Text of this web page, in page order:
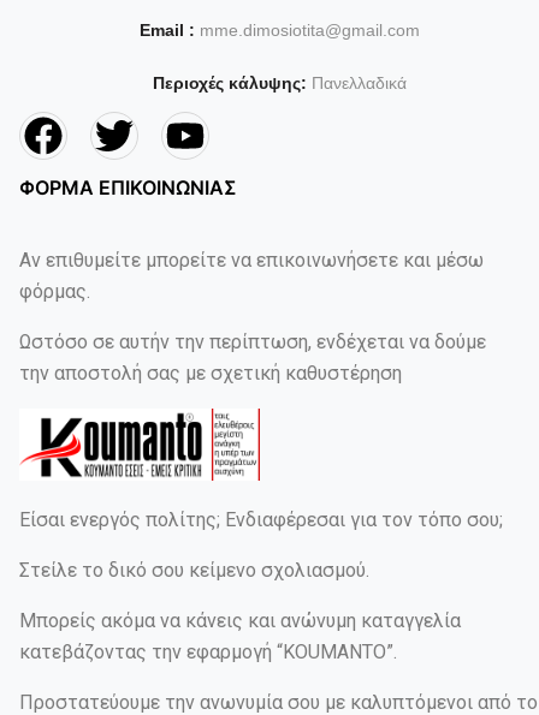
Email : mme.dimosiotita@gmail.com
Περιοχές κάλυψης: Πανελλαδικά
ΦΟΡΜΑ ΕΠΙΚΟΙΝΩΝΙΑΣ
Αν επιθυμείτε μπορείτε να επικοινωνήσετε και μέσω
φόρμας.
Ωστόσο σε αυτήν την περίπτωση, ενδέχεται να δούμε
την αποστολή σας με σχετική καθυστέρηση
Είσαι ενεργός πολίτης; Ενδιαφέρεσαι για τον τόπο σου;
Στείλε το δικό σου κείμενο σχολιασμού.
Μπορείς ακόμα να κάνεις και ανώνυμη καταγγελία
κατεβάζοντας την εφαρμογή “KOUMANTO”.
Προστατεύουμε την ανωνυμία σου με καλυπτόμενοι από το